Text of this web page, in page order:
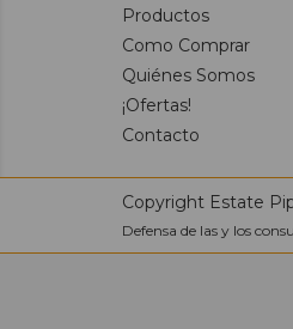
Productos
Como Comprar
Quiénes Somos
¡Ofertas!
Contacto
Copyright Estate
Defensa de las y los